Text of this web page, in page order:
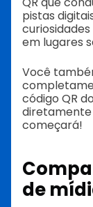
pistas
em lugares
Você
código QR
diretamente
começará!
de